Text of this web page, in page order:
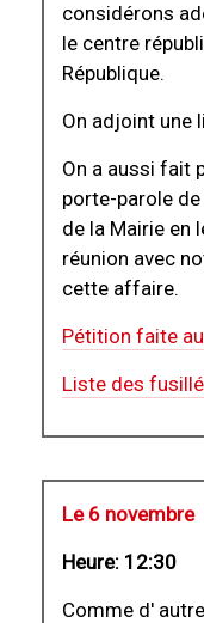
considérons
le centre
République.
On adjoint une
On a aussi fait
porte-parole
de la Mairie en
réunion avec
cette affaire.
Pétition faite
Liste des
Le 6 novembre
Heure: 12:30
Comme d'